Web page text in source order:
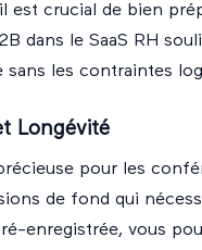
est crucial de bien
dans le SaaS RH
les contraintes
Longévité
pour les
de fond qui
enregistrée, vous